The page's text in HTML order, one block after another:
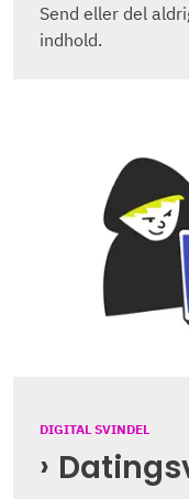
Send eller del
indhold.
DIGITAL SVINDEL